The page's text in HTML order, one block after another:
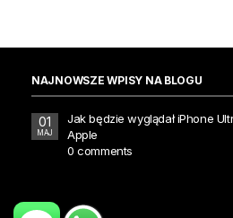
NAJNOWSZE WPISY NA BLOGU
01
MAJ
Jak będzie wyglądał iPhone
Apple
0 comments